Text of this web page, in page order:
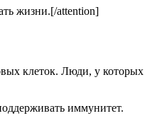
жизни.[/attention]
клеток. Люди, у которых
иммунитет.